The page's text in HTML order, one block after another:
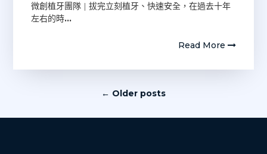
微創植牙團隊 | 拔完立刻植牙、快速安全，在過去十年
左右的時…
Read More
章
← Older posts